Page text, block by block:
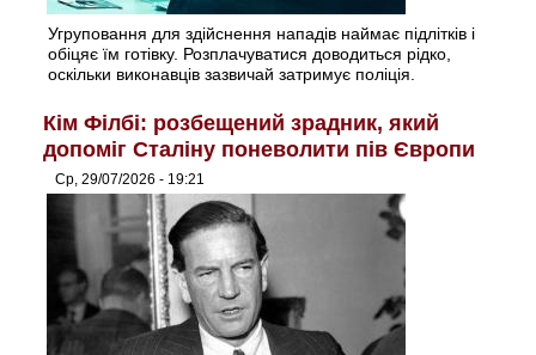
Угруповання для здійснення нападів наймає підлітків і
обіцяє їм готівку. Розплачуватися доводиться рідко,
оскільки виконавців зазвичай затримує поліція.
Кім Філбі: розбещений зрадник, який
допоміг Сталіну поневолити пів Європи
Ср, 29/07/2026 - 19:21